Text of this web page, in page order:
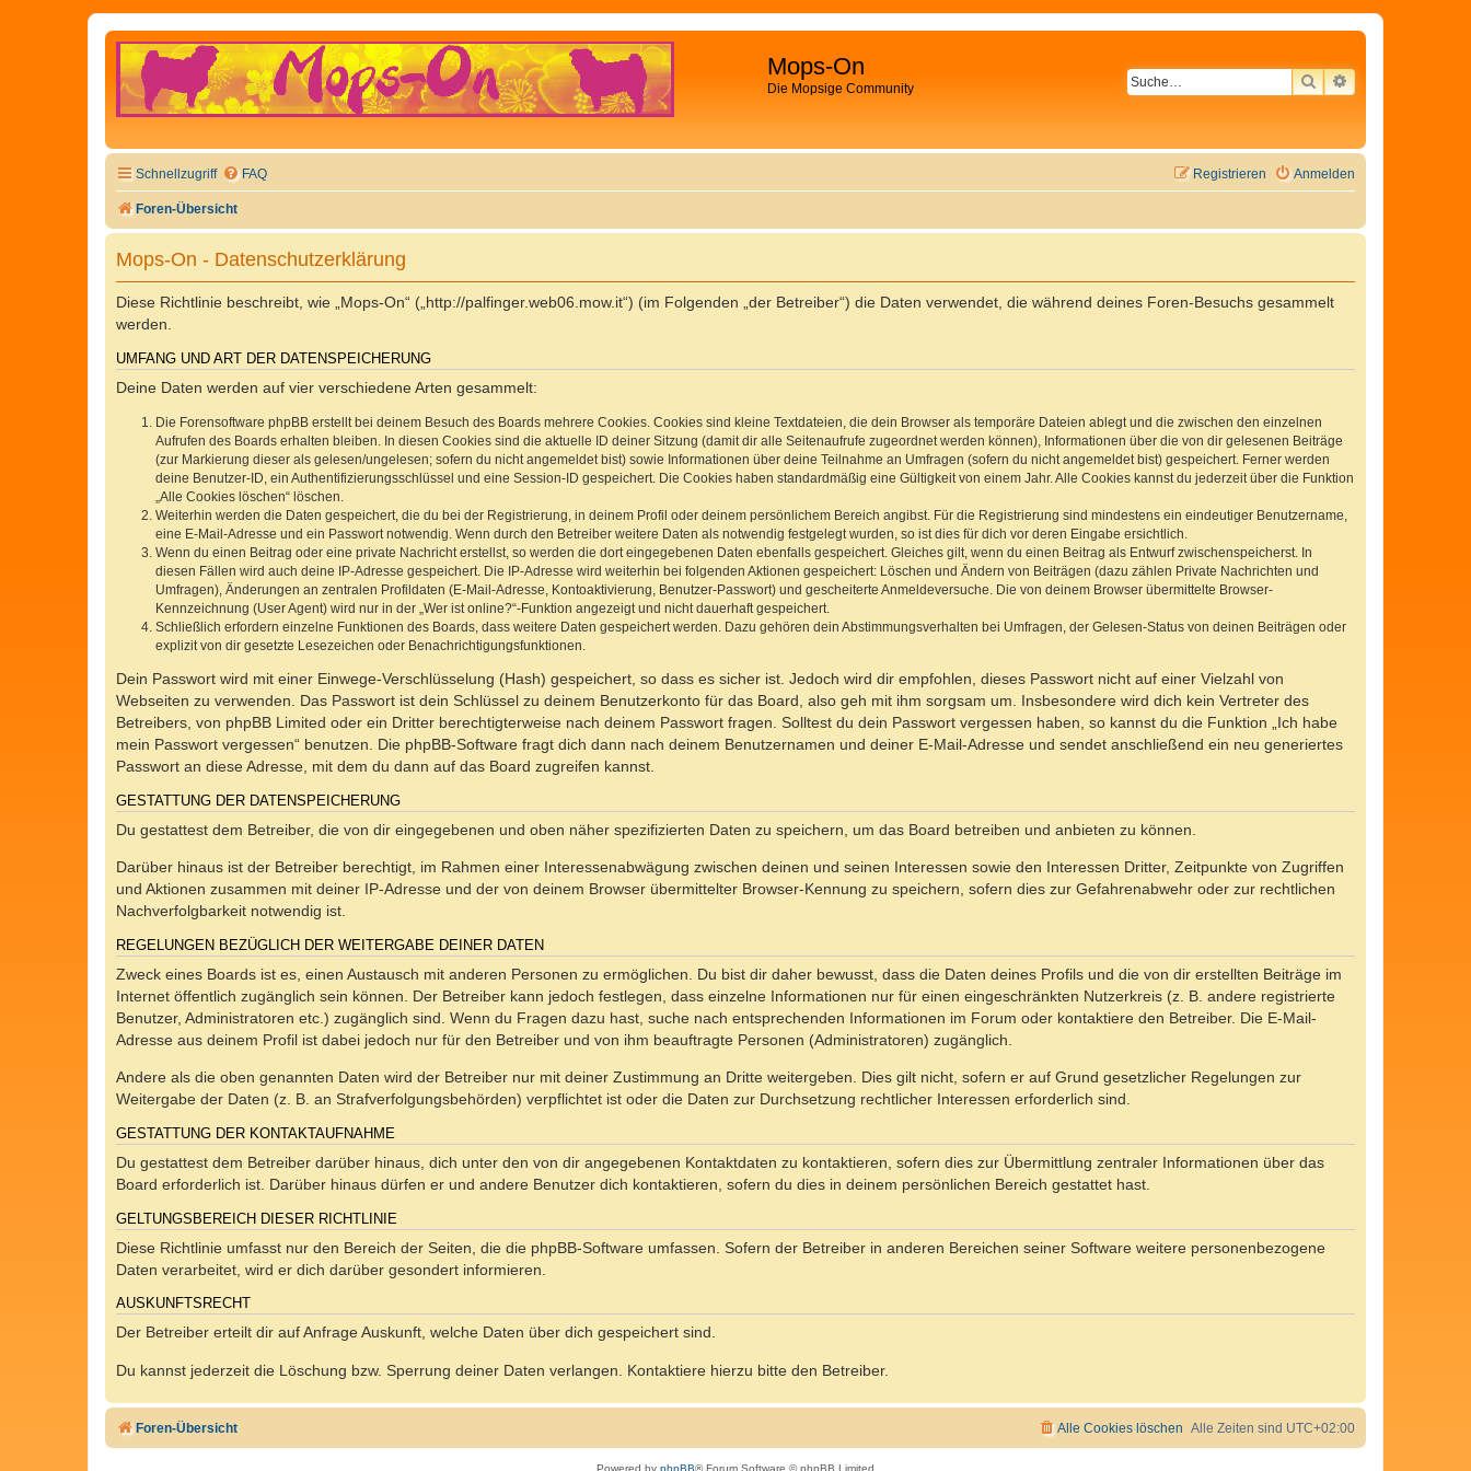
Mops-On
Die Mopsige Community SUCHEERWEITERTE
Schnellzugriff FAQ Anmelden
Registrieren
Foren-Übersicht
Mops-On - Datenschutzerklärung
Diese Richtlinie beschreibt, wie „Mops-On“ („http://palfinger.web06.mow.it“) (im Folgenden „der Betreiber“) die Daten verwendet, die während deines Foren-Besuchs gesammelt
werden.
UMFANG UND ART DER DATENSPEICHERUNG
Deine Daten werden auf vier verschiedene Arten gesammelt:
Die Forensoftware phpBB erstellt bei deinem Besuch des Boards mehrere Cookies. Cookies sind kleine Textdateien, die dein Browser als temporäre Dateien ablegt und die zwischen den einzelnen
Aufrufen des Boards erhalten bleiben. In diesen Cookies sind die aktuelle ID deiner Sitzung (damit dir alle Seitenaufrufe zugeordnet werden können), Informationen über die von dir gelesenen Beiträge
(zur Markierung dieser als gelesen/ungelesen; sofern du nicht angemeldet bist) sowie Informationen über deine Teilnahme an Umfragen (sofern du nicht angemeldet bist) gespeichert. Ferner werden
deine Benutzer-ID, ein Authentifizierungsschlüssel und eine Session-ID gespeichert. Die Cookies haben standardmäßig eine Gültigkeit von einem Jahr. Alle Cookies kannst du jederzeit über die Funktion
„Alle Cookies löschen“ löschen.
Weiterhin werden die Daten gespeichert, die du bei der Registrierung, in deinem Profil oder deinem persönlichem Bereich angibst. Für die Registrierung sind mindestens ein eindeutiger Benutzername,
eine E-Mail-Adresse und ein Passwort notwendig. Wenn durch den Betreiber weitere Daten als notwendig festgelegt wurden, so ist dies für dich vor deren Eingabe ersichtlich.
Wenn du einen Beitrag oder eine private Nachricht erstellst, so werden die dort eingegebenen Daten ebenfalls gespeichert. Gleiches gilt, wenn du einen Beitrag als Entwurf zwischenspeicherst. In
diesen Fällen wird auch deine IP-Adresse gespeichert. Die IP-Adresse wird weiterhin bei folgenden Aktionen gespeichert: Löschen und Ändern von Beiträgen (dazu zählen Private Nachrichten und
Umfragen), Änderungen an zentralen Profildaten (E-Mail-Adresse, Kontoaktivierung, Benutzer-Passwort) und gescheiterte Anmeldeversuche. Die von deinem Browser übermittelte Browser-
Kennzeichnung (User Agent) wird nur in der „Wer ist online?“-Funktion angezeigt und nicht dauerhaft gespeichert.
Schließlich erfordern einzelne Funktionen des Boards, dass weitere Daten gespeichert werden. Dazu gehören dein Abstimmungsverhalten bei Umfragen, der Gelesen-Status von deinen Beiträgen oder
explizit von dir gesetzte Lesezeichen oder Benachrichtigungsfunktionen.
Dein Passwort wird mit einer Einwege-Verschlüsselung (Hash) gespeichert, so dass es sicher ist. Jedoch wird dir empfohlen, dieses Passwort nicht auf einer Vielzahl von
Webseiten zu verwenden. Das Passwort ist dein Schlüssel zu deinem Benutzerkonto für das Board, also geh mit ihm sorgsam um. Insbesondere wird dich kein Vertreter des
Betreibers, von phpBB Limited oder ein Dritter berechtigterweise nach deinem Passwort fragen. Solltest du dein Passwort vergessen haben, so kannst du die Funktion „Ich habe
mein Passwort vergessen“ benutzen. Die phpBB-Software fragt dich dann nach deinem Benutzernamen und deiner E-Mail-Adresse und sendet anschließend ein neu generiertes
Passwort an diese Adresse, mit dem du dann auf das Board zugreifen kannst.
GESTATTUNG DER DATENSPEICHERUNG
Du gestattest dem Betreiber, die von dir eingegebenen und oben näher spezifizierten Daten zu speichern, um das Board betreiben und anbieten zu können.
Darüber hinaus ist der Betreiber berechtigt, im Rahmen einer Interessenabwägung zwischen deinen und seinen Interessen sowie den Interessen Dritter, Zeitpunkte von Zugriffen
und Aktionen zusammen mit deiner IP-Adresse und der von deinem Browser übermittelter Browser-Kennung zu speichern, sofern dies zur Gefahrenabwehr oder zur rechtlichen
Nachverfolgbarkeit notwendig ist.
REGELUNGEN BEZÜGLICH DER WEITERGABE DEINER DATEN
Zweck eines Boards ist es, einen Austausch mit anderen Personen zu ermöglichen. Du bist dir daher bewusst, dass die Daten deines Profils und die von dir erstellten Beiträge im
Internet öffentlich zugänglich sein können. Der Betreiber kann jedoch festlegen, dass einzelne Informationen nur für einen eingeschränkten Nutzerkreis (z. B. andere registrierte
Benutzer, Administratoren etc.) zugänglich sind. Wenn du Fragen dazu hast, suche nach entsprechenden Informationen im Forum oder kontaktiere den Betreiber. Die E-Mail-
Adresse aus deinem Profil ist dabei jedoch nur für den Betreiber und von ihm beauftragte Personen (Administratoren) zugänglich.
Andere als die oben genannten Daten wird der Betreiber nur mit deiner Zustimmung an Dritte weitergeben. Dies gilt nicht, sofern er auf Grund gesetzlicher Regelungen zur
Weitergabe der Daten (z. B. an Strafverfolgungsbehörden) verpflichtet ist oder die Daten zur Durchsetzung rechtlicher Interessen erforderlich sind.
GESTATTUNG DER KONTAKTAUFNAHME
Du gestattest dem Betreiber darüber hinaus, dich unter den von dir angegebenen Kontaktdaten zu kontaktieren, sofern dies zur Übermittlung zentraler Informationen über das
Board erforderlich ist. Darüber hinaus dürfen er und andere Benutzer dich kontaktieren, sofern du dies in deinem persönlichen Bereich gestattet hast.
GELTUNGSBEREICH DIESER RICHTLINIE
Diese Richtlinie umfasst nur den Bereich der Seiten, die die phpBB-Software umfassen. Sofern der Betreiber in anderen Bereichen seiner Software weitere personenbezogene
Daten verarbeitet, wird er dich darüber gesondert informieren.
AUSKUNFTSRECHT
Der Betreiber erteilt dir auf Anfrage Auskunft, welche Daten über dich gespeichert sind.
Du kannst jederzeit die Löschung bzw. Sperrung deiner Daten verlangen. Kontaktiere hierzu bitte den Betreiber.
Foren-Übersicht Alle Zeiten sind UTC+02:00
Alle Cookies löschen
Powered by phpBB® Forum Software © phpBB Limited